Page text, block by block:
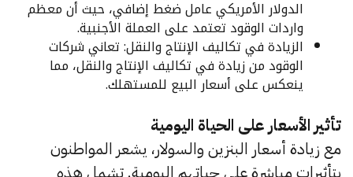
الدولار الأمريكي عامل ضغط إضافي، حيث أن معظم
واردات الوقود تعتمد على العملة الأجنبية.
الزيادة في تكاليف الإنتاج والنقل: تعاني شركات
الوقود من زيادة في تكاليف الإنتاج والنقل، مما
ينعكس على أسعار البيع للمستهلك.
تأثير الأسعار على الحياة اليومية
مع زيادة أسعار البنزين والسولار، يشعر المواطنون
بتأثيرات مباشرة على حياتهم اليومية. تشمل هذه